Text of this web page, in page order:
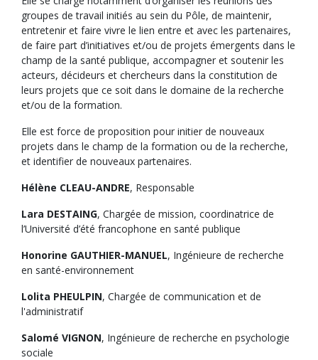
groupes de travail initiés au sein du Pôle, de maintenir,
entretenir et faire vivre le lien entre et avec les partenaires,
de faire part d’initiatives et/ou de projets émergents dans le
champ de la santé publique, accompagner et soutenir les
acteurs, décideurs et chercheurs dans la constitution de
leurs projets que ce soit dans le domaine de la recherche
et/ou de la formation.
Elle est force de proposition pour initier de nouveaux
projets dans le champ de la formation ou de la recherche,
et identifier de nouveaux partenaires.
Hélène CLEAU-ANDRE, Responsable
Lara DESTAING, Chargée de mission, coordinatrice de
l’Université d’été francophone en santé publique
Honorine GAUTHIER-MANUEL, Ingénieure de recherche
en santé-environnement
Lolita PHEULPIN, Chargée de communication et de
l'administratif
Salomé VIGNON, Ingénieure de recherche en psychologie
sociale